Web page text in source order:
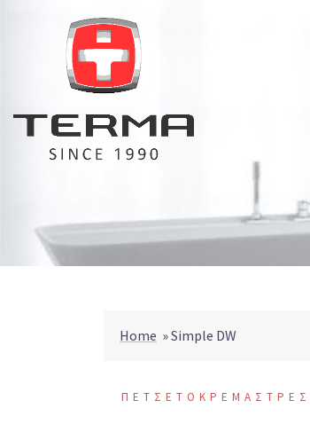
Home »Simple DW